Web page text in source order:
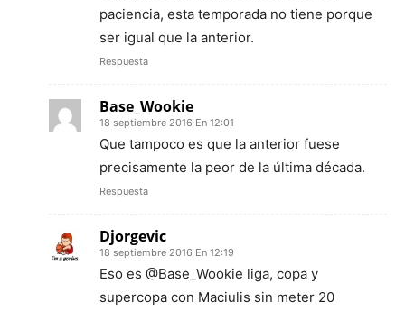
paciencia, esta temporada no tiene porque
ser igual que la anterior.
Respuesta
Base_Wookie
18 septiembre 2016 En 12:01
Que tampoco es que la anterior fuese
precisamente la peor de la última década.
Respuesta
Djorgevic
18 septiembre 2016 En 12:19
Eso es @Base_Wookie liga, copa y
supercopa con Maciulis sin meter 20